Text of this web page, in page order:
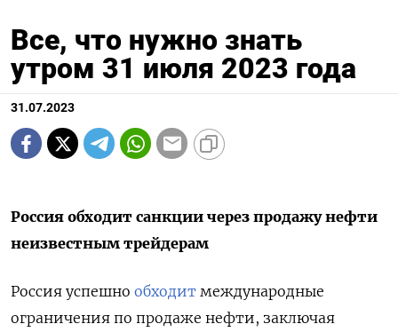
Все, что нужно знать
утром 31 июля 2023 года
31.07.2023
Россия обходит санкции через продажу нефти
неизвестным трейдерам
Россия успешно обходит международные
ограничения по продаже нефти, заключая